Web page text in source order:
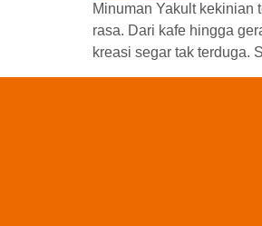
Minuman Yakult kekinian
rasa. Dari kafe hingga
kreasi segar tak terduga.